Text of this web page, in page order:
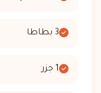
3 بطاطا
1 جزر